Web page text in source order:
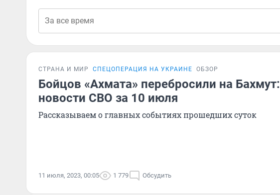
СТРАНА И МИР СПЕЦОПЕРАЦИЯ НА УКРАИНЕ ОБЗОР
Бойцов «Ахмата» перебросили на Бахмут:
новости СВО за 10 июля
Рассказываем о главных событиях прошедших суток
11 июля, 2023, 00:05 1 779 Обсудить